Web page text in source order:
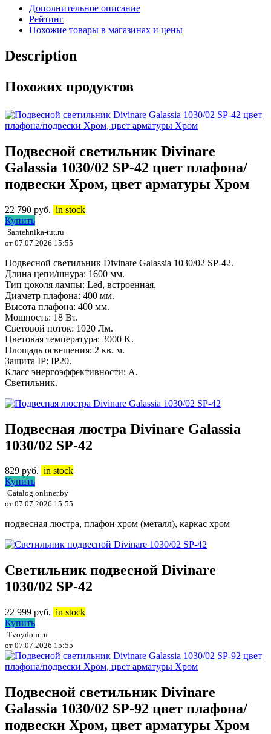
Дополнительное описание
Рейтинг
Похожие товары в магазинах и цены
Description
Похожих продуктов
Подвесной светильник Divinare
Galassia 1030/02 SP-42 цвет плафона/
подвески Хром, цвет арматуры Хром
22 790 руб. in stock
Купить
Santehnika-tut.ru
от 07.07.2026 15:55
Подвесной светильник Divinare Galassia 1030/02 SP-42.
Длина цепи/шнура: 1600 мм.
Тип цоколя лампы: Led, встроенная.
Диаметр плафона: 400 мм.
Высота плафона: 400 мм.
Мощность: 18 Вт.
Световой поток: 1020 Лм.
Цветовая температура: 3000 K.
Площадь освещения: 2 кв. м.
Защита IP: IP20.
Класс энергоэффективности: A.
Светильник.
Подвесная люстра Divinare Galassia
1030/02 SP-42
829 руб. in stock
Купить
Catalog.onliner.by
от 07.07.2026 15:55
подвесная люстра, плафон хром (металл), каркас хром
Светильник подвесной Divinare
1030/02 SP-42
22 999 руб. in stock
Купить
Tvoydom.ru
от 07.07.2026 15:55
Подвесной светильник Divinare
Galassia 1030/02 SP-92 цвет плафона/
подвески Хром, цвет арматуры Хром